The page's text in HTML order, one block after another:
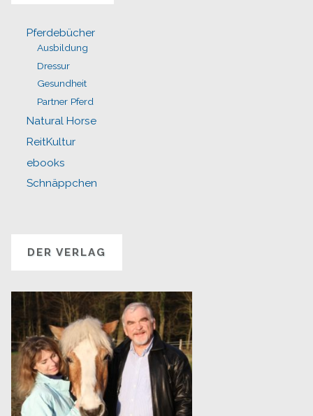
Pferdebücher
Ausbildung
Dressur
Gesundheit
Partner Pferd
Natural Horse
ReitKultur
ebooks
Schnäppchen
DER VERLAG